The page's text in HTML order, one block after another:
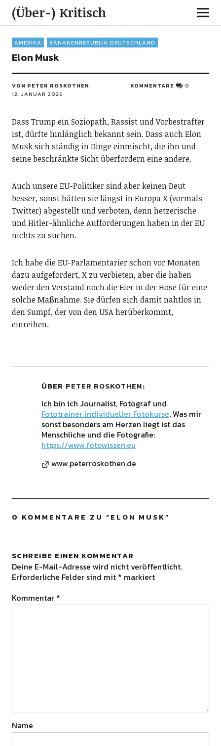
(Über-) Kritisch
AMERIKA BANANENREPUBLIK DEUTSCHLAND
Elon Musk
VON PETER ROSKOTHEN
12. JANUAR 2025
KOMMENTARE 0
Dass Trump ein Soziopath, Rassist und Vorbestrafter
ist, dürfte hinlänglich bekannt sein. Dass auch Elon
Musk sich ständig in Dinge einmischt, die ihn und
seine beschränkte Sicht überfordern eine andere.
Auch unsere EU-Politiker sind aber keinen Deut
besser, sonst hätten sie längst in Europa X (vormals
Twitter) abgestellt und verboten, denn hetzerische
und Hitler-ähnliche Aufforderungen haben in der EU
nichts zu suchen.
Ich habe die EU-Parlamentarier schon vor Monaten
dazu aufgefordert, X zu verbieten, aber die haben
weder den Verstand noch die Eier in der Hose für eine
solche Maßnahme. Sie dürfen sich damit nahtlos in
den Sumpf, der von den USA herüberkommt,
einreihen.
ÜBER PETER ROSKOTHEN
Ich bin ich Journalist, Fotograf und
Fototrainer individueller Fotokurse. Was mir
sonst besonders am Herzen liegt ist das
Menschliche und die Fotografie:
https://www.fotowissen.eu
www.peterroskothen.de
0 KOMMENTARE ZU “ELON MUSK”
SCHREIBE EINEN KOMMENTAR
Deine E-Mail-Adresse wird nicht veröffentlicht.
Erforderliche Felder sind mit * markiert
Kommentar *
Name